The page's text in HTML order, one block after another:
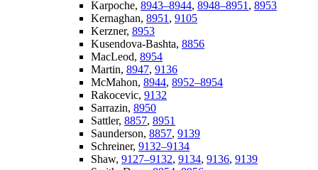
Karpoche, 8943–8944, 8948–8951, 8953
Kernaghan, 8951, 9105
Kerzner, 8953
Kusendova-Bashta, 8856
MacLeod, 8954
Martin, 8947, 9136
McMahon, 8944, 8952–8954
Rakocevic, 9132
Sarrazin, 8950
Sattler, 8857, 8951
Saunderson, 8857, 9139
Schreiner, 9132–9134
Shaw, 9127–9132, 9134, 9136, 9139